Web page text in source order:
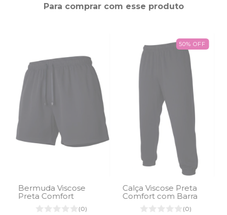
Para comprar com esse produto
Bermuda Viscose
Preta Comfort
(0)
50%OFF
Calça Viscose Preta
Comfort com Barra
(0)